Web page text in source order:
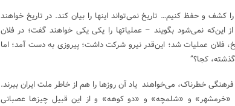
کشف و حفظ کنیم… تاریخ نمی‌تواند اینها را بیان کند. در تاریخ خواهند
نمی‌شود بگویند – عملیاتها را یکی یکی خواهند گفت؛ در فلان
فلان عملیات شد؛ این‌قدر نیرو شرکت داشت؛ پیروزی به دست آمد؛ اما
کجا؟”
خطرناک، می‌خواهند یاد آن روزها را هم از خاطر ملت ایران ببرند.
و «شلمچه» و «دو کوهه» و از این قبیل چیزها عصبانی